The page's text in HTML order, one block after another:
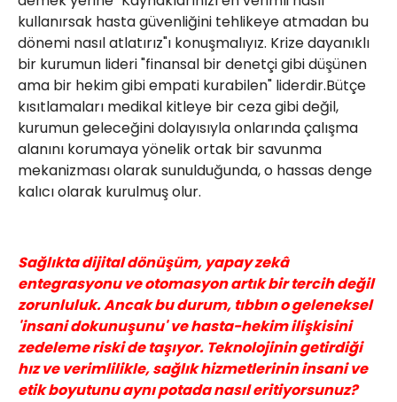
kullanırsak hasta güvenliğini tehlikeye atmadan bu
dönemi nasıl atlatırız"ı konuşmalıyız. Krize dayanıklı
bir kurumun lideri "finansal bir denetçi gibi düşünen
ama bir hekim gibi empati kurabilen" liderdir.Bütçe
kısıtlamaları medikal kitleye bir ceza gibi değil,
kurumun geleceğini dolayısıyla onlarında çalışma
alanını korumaya yönelik ortak bir savunma
mekanizması olarak sunulduğunda, o hassas denge
kalıcı olarak kurulmuş olur.
Sağlıkta dijital dönüşüm, yapay zekâ
entegrasyonu ve otomasyon artık bir tercih değil
zorunluluk. Ancak bu durum, tıbbın o geleneksel
'insani dokunuşunu' ve hasta-hekim ilişkisini
zedeleme riski de taşıyor. Teknolojinin getirdiği
hız ve verimlilikle, sağlık hizmetlerinin insani ve
etik boyutunu aynı potada nasıl eritiyorsunuz?